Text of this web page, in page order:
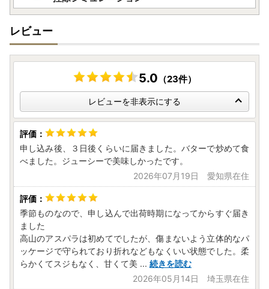
礼の品とは別にお送りいたしております。
ワンストップ特例申請を希望される方は、申請書に必要事項
をご記入のうえ、下記提出先へご郵送ください。なお、ふる
まどを利用したオンライン申請も可能です。
■ワンストップ特例申請方法
【オンライン申請】
スマートフォンで完結する、「ふるさと納税総合窓口 ふる
まど」を利用したオンライン申請が可能です。以下のリン
ク、または高山市から送付されるワンストップ特例申請に記
載されているQRコードから、「ふるまど」にアクセスする
ことができます。
ふるまど：https://link.rakuten.co.jp/0/126/286/
【書類申請】
書類によるご提出の場合は、個人情報の確認書類を添付のう
え、以下住所までご返送いただきますようお願いいたしま
す。
《高山市ふるさと納税関係書類返送先》
〒506-8555 岐阜県高山市花岡町2-18
高山市ブランド戦略課 ふるさと納税担当 行
レビュー
5.0 （23件）
レビューを非表示にする
申し込み後、３日後くらいに届きました。バターで炒めて食
べました。ジューシーで美味しかったです。
2026年07月19日 愛知県在住
季節ものなので、申し込んで出荷時期になってからすぐ届き
ました
高山のアスパラは初めてでしたが、傷まないよう立体的なパ
ッケージで守られており折れなどもなくいい状態でした。柔
らかくてスジもなく、甘くて美 ... 続きを読む
2026年05月14日 埼玉県在住